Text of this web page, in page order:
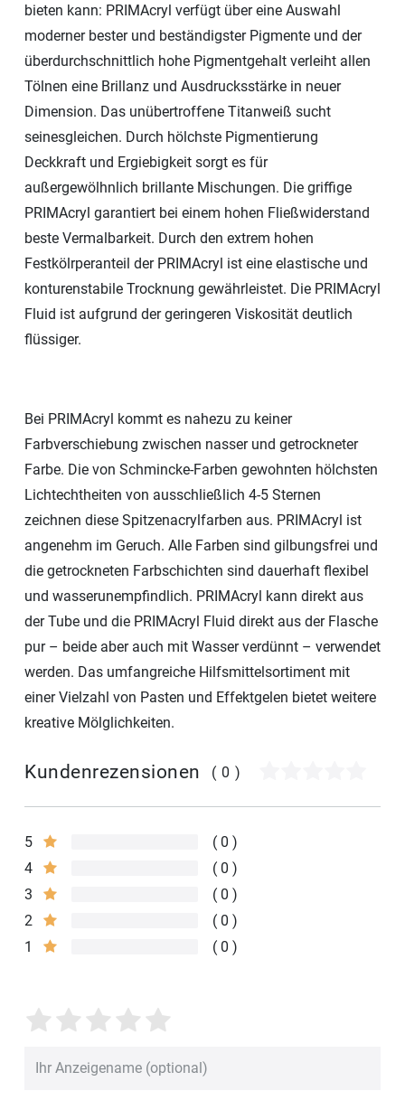
bieten kann: PRIMAcryl verfügt über eine Auswahl
moderner bester und beständigster Pigmente und der
überdurchschnittlich hohe Pigmentgehalt verleiht allen
Tölnen eine Brillanz und Ausdrucksstärke in neuer
Dimension. Das unübertroffene Titanweiß sucht
seinesgleichen. Durch hölchste Pigmentierung
Deckkraft und Ergiebigkeit sorgt es für
außergewölhnlich brillante Mischungen. Die griffige
PRIMAcryl garantiert bei einem hohen Fließwiderstand
beste Vermalbarkeit. Durch den extrem hohen
Festkölrperanteil der PRIMAcryl ist eine elastische und
konturenstabile Trocknung gewährleistet. Die PRIMAcryl
Fluid ist aufgrund der geringeren Viskosität deutlich
flüssiger.
Bei PRIMAcryl kommt es nahezu zu keiner
Farbverschiebung zwischen nasser und getrockneter
Farbe. Die von Schmincke-Farben gewohnten hölchsten
Lichtechtheiten von ausschließlich 4-5 Sternen
zeichnen diese Spitzenacrylfarben aus. PRIMAcryl ist
angenehm im Geruch. Alle Farben sind gilbungsfrei und
die getrockneten Farbschichten sind dauerhaft flexibel
und wasserunempfindlich. PRIMAcryl kann direkt aus
der Tube und die PRIMAcryl Fluid direkt aus der Flasche
pur – beide aber auch mit Wasser verdünnt – verwendet
werden. Das umfangreiche Hilfsmittelsortiment mit
einer Vielzahl von Pasten und Effektgelen bietet weitere
kreative Mölglichkeiten.
Kundenrezensionen (0)
5
0
4
0
3
0
2
0
1
0